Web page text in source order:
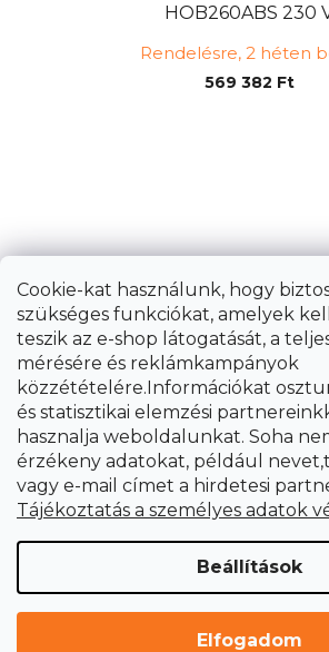
Cookie-kat használunk, hogy
szükséges funkciókat, amelyek
teszik az e-shop látogatását, a
mérésére és reklámkampányok
közzétételére.Információkat
és statisztikai elemzési
hasznalja weboldalunkat. Soha
érzékeny adatokat, például
vagy e-mail címet a hirdetesi
Tájékoztatás a személyes adatok
Beállítások
Elfogadom
HOB260ABS 230
Rendelésre, 2 héten
569 382 Ft
Gyalu és vastagító
HOB260ABS
Rendelésre, 2 héten